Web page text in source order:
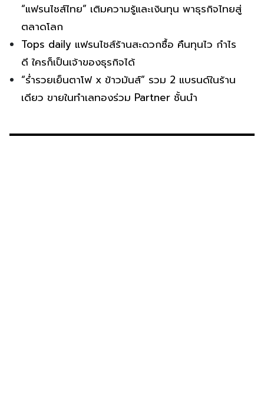
“แฟรนไชส์ไทย” เติมความรู้และเงินทุน พาธุรกิจไทยสู่
ตลาดโลก
Tops daily แฟรนไชส์ร้านสะดวกซื้อ คืนทุนไว กำไร
ดี ใครก็เป็นเจ้าของธุรกิจได้
“ร่ำรวยเย็นตาโฟ x ข้าวมันส์” รวม 2 แบรนด์ในร้าน
เดียว ขายในทำเลทองร่วม Partner ชั้นนำ